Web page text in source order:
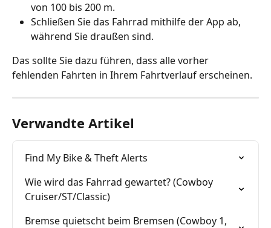
von 100 bis 200 m.
Schließen Sie das Fahrrad mithilfe der App ab,
während Sie draußen sind.
Das sollte Sie dazu führen, dass alle vorher
fehlenden Fahrten in Ihrem Fahrtverlauf erscheinen.
Verwandte Artikel
Find My Bike & Theft Alerts
Wie wird das Fahrrad gewartet? (Cowboy
Cruiser/ST/Classic)
Bremse quietscht beim Bremsen (Cowboy 1,